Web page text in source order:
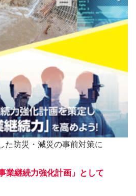
た防災・減災の事前対策に
業継続力強化計画」として